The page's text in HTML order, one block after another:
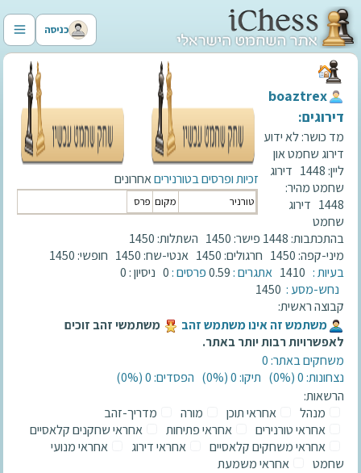
כניסה
זכיות ופרסים בטורניריםאחרונים
טורניר מקום פרס
‫boaztrex‬
דירוגים:
מד כושר:לא ידוע
דירוג שחמט און
ליין: 1448 דירוג
שחמט מהיר:
1448 דירוג
שחמט
בהתכתבות: 1448 פישר: 1450 השתלות: 1450
מיני-קפה: 1450 חרגולים: 1450 אנטי-שח: 1450 חופשי: 1450
בעיות : 1410 אתגרים :0.59פרסים :0 ניסיון : 0
נחש-מסע : 1450
קבוצה ראשית:
‫משתמש זה אינו משתמש זהב‬
משתמשי זהב זוכים
לאפשרויות רבות יותר באתר.
משחקים באתר: 0
נצחונות: 0 ‫(0%)‬
תיקו: 0 ‫(0%)‬
הפסדים: 0 ‫(0%)‬
הרשאות:
מנהל
אחראי תוכן מורה
מדריך-זהב
אחראי טורנירים
אחראי פתיחות
אחראי שחקנים קלאסיים
אחראי משחקים קלאסיים
אחראי דירוג
אחראי מנועי
שחמט
אחראי משמעת